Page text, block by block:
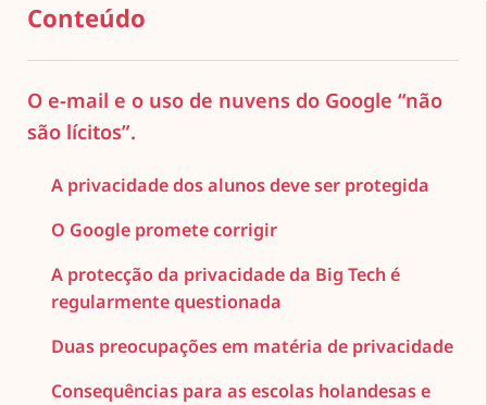
Conteúdo
O e-mail e o uso de nuvens do Google “não
são lícitos”.
A privacidade dos alunos deve ser protegida
O Google promete corrigir
A protecção da privacidade da Big Tech é
regularmente questionada
Duas preocupações em matéria de privacidade
Consequências para as escolas holandesas e